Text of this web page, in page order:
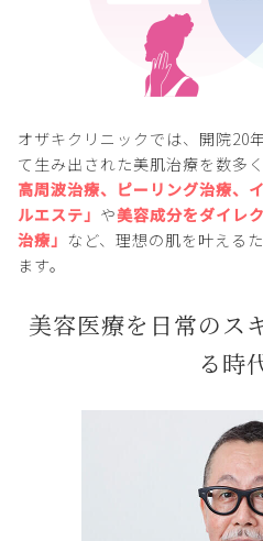
オザキクリニックでは、開院20
て生み出された美肌治療を数多
高周波治療、ピーリング治療、
ルエステ」 や美容成分をダイレ
治療」 など、理想の肌を叶える
ます。
美容医療を日常のス
る時